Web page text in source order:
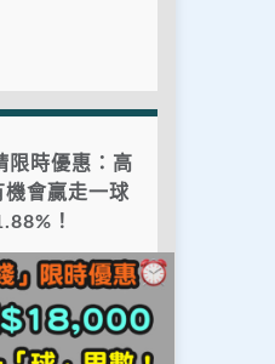
限時優惠：高
會贏走一球
！